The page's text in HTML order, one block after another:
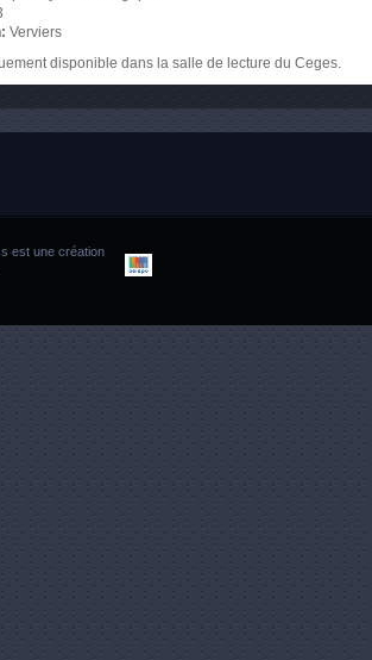
Verviers
disponible dans la salle de lecture du Ceges.
est une création